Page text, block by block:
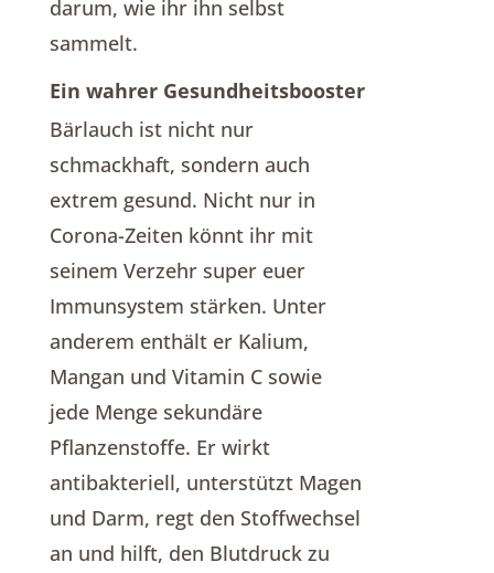
darum, wie ihr ihn selbst
sammelt.
Ein wahrer Gesundheitsbooster
Bärlauch ist nicht nur
schmackhaft, sondern auch
extrem gesund. Nicht nur in
Corona-Zeiten könnt ihr mit
seinem Verzehr super euer
Immunsystem stärken. Unter
anderem enthält er Kalium,
Mangan und Vitamin C sowie
jede Menge sekundäre
Pflanzenstoffe. Er wirkt
antibakteriell, unterstützt Magen
und Darm, regt den Stoffwechsel
an und hilft, den Blutdruck zu